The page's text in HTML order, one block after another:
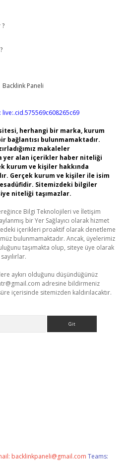
live:.cid.575569c608265c69
herhangi bir marka, kurum
bağlantısı bulunmamaktadır.
makaleler
yer alan içerikler haber niteliği
kurum ve kişiler hakkında
Gerçek kurum ve kişiler ile isim
Sitemizdeki bilgiler
niteliği taşımazlar.
Bilgi Teknolojileri ve İletişim
bir Yer Sağlayıcı olarak hizmet
içerikleri proaktif olarak denetleme
bulunmamaktadır. Ancak, üyelerimiz
taşımakta olup, siteye üye olarak
aykırı olduğunu düşündüğünüz
adresine bildirmeniz
içerisinde sitemizden kaldırılacaktır.
backlinkpaneli@gmail.com Teams: